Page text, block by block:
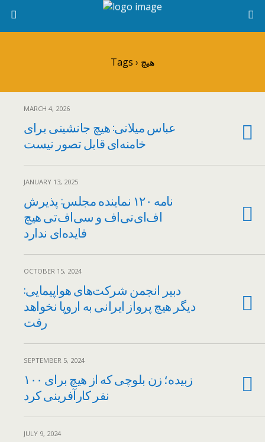
Tags › هیچ
MARCH 4, 2026
عباس میلانی: هیچ جانشینی برای
خامنه‌ای قابل تصور نیست
JANUARY 13, 2025
نامه ۱۲۰ نماینده مجلس: پذیرش
اف‌ای‌تی‌اف و سی‌اف‌تی هیچ
فایده‌ای ندارد
OCTOBER 15, 2024
دبیر انجمن شرکت‌های هواپیمایی:
دیگر هیچ پرواز ایرانی به اروپا نخواهد
رفت
SEPTEMBER 5, 2024
زبیده؛ زن بلوچی که از هیچ برای ۱۰۰
نفر کارآفرینی کرد
JULY 9, 2024